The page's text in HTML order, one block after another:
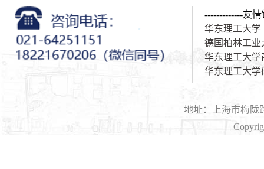
-------------友
华东理工大学
德国柏林工业
华东理工大学
华东理工大学
地址：上海市梅